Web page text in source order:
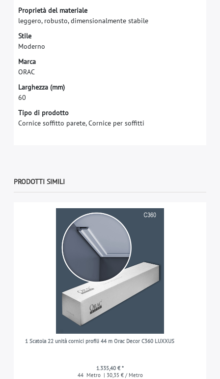
Proprietà del materiale
leggero, robusto, dimensionalmente stabile
Stile
Moderno
Marca
ORAC
Larghezza (mm)
60
Tipo di prodotto
Cornice soffitto parete, Cornice per soffitti
PRODOTTI SIMILI
1 Scatola 22 unità cornici profili 44 m Orac Decor C360 LUXXUS
1.335,40 € *
44 Metro | 30,35 € / Metro